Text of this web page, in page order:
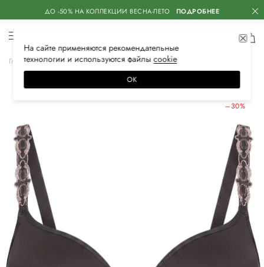
ДО -50% НА КОЛЛЕКЦИИ ВЕСНА-ЛЕТО ПОДРОБНЕЕ
Главная Женская Нижнее белье Бюстгальтеры
–30%
На сайте применяются рекомендательные
технологии и используются файлысооkiе
ОК